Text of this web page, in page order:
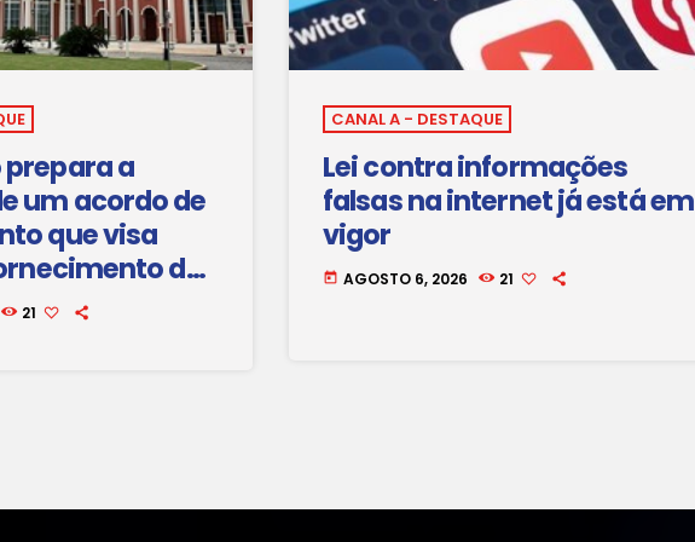
a
um acordo de
que visa
de
região sul do
21
CANAL A - DESTAQUE
Lei contra informações
falsas na internet já está em
vigor
today AGOSTO 6, 2026 21